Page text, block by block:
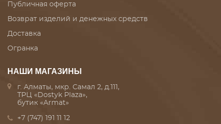
Публичная оферта
Возврат изделий и денежных средств
Доставка
Огранка
НАШИ МАГАЗИНЫ
г. Алматы, мкр. Самал 2, д.111,
ТРЦ «Dostyk Plaza»,
бутик «Armat»
+7 (747) 191 11 12